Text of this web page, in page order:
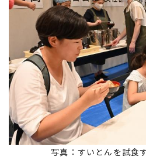
写真：すいとんを試食